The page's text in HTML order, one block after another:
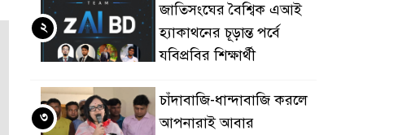
জাতিসংঘের বৈশ্বিক এআই
হ্যাকাথনের চূড়ান্ত পর্বে
যবিপ্রবির শিক্ষার্থী
২
চাঁদাবাজি-ধান্দাবাজি করলে
আপনারাই আবার
৩